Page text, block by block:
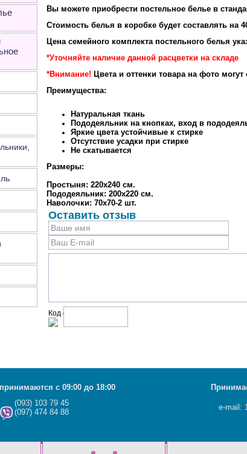
Вы можете приобрести постельное белье в
Стоимость белья в коробке будет составлять на
Цена семейного комплекта постельного белья
*Уточняйте наличие данной расцветки на складе
*Внимание! Цвета и оттенки товара на фото
Преимущества:
Натуральная ткань
Пододеяльник на кнопках, вход в
Яркие цвета устойчивые к стирке
Отсутствие усадки при стирке
Не скатывается
Размеры:
Простыня: 220х240 см.
Пододеяльник: 200х220 см.
Наволочки: 70х70-2 шт.
Оставить отзыв
Код с рисунка:
с 09:00 до 18:00
(093) 103 79 45
(097) 474 84 88
e-mail: